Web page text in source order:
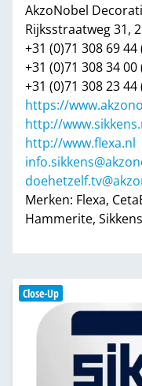
AkzoNobel
Rijksstraatweg 31,
+31 (0)71 308 69
+31 (0)71 308 34 00
+31 (0)71 308 23 44
https://
http://
http://www.flexa.nl
Merken: Flexa,
Hammerite,
Close-Up